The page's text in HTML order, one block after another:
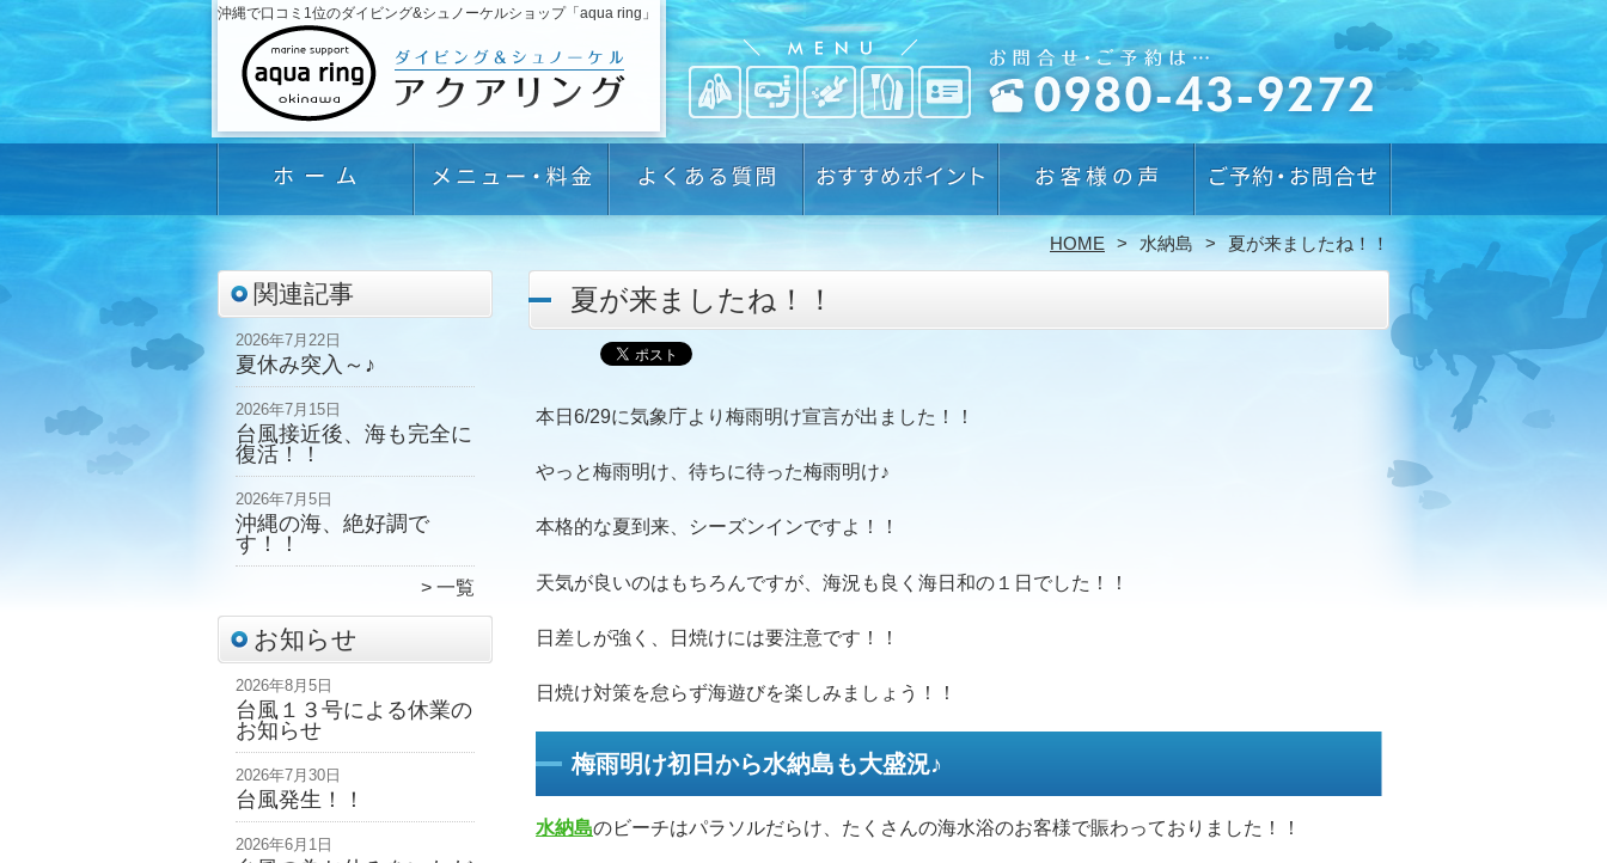
沖縄で口コミ1位のダイビング&シュノーケルショップ「aqua ring」
HOME 水納島 夏が来ましたね！！
関連記事
2026年7月22日
夏休み突入～♪
2026年7月15日
台風接近後、海も完全に
復活！！
2026年7月5日
沖縄の海、絶好調で
す！！
一覧
お知らせ
2026年8月5日
台風１３号による休業の
お知らせ
2026年7月30日
台風発生！！
2026年6月1日
夏が来ましたね！！
本日6/29に気象庁より梅雨明け宣言が出ました！！
やっと梅雨明け、待ちに待った梅雨明け♪
本格的な夏到来、シーズンインですよ！！
天気が良いのはもちろんですが、海況も良く海日和の１日でした！！
日差しが強く、日焼けには要注意です！！
日焼け対策を怠らず海遊びを楽しみましょう！！
梅雨明け初日から水納島も大盛況♪
水納島のビーチはパラソルだらけ、たくさんの海水浴のお客様で賑わっておりました！！